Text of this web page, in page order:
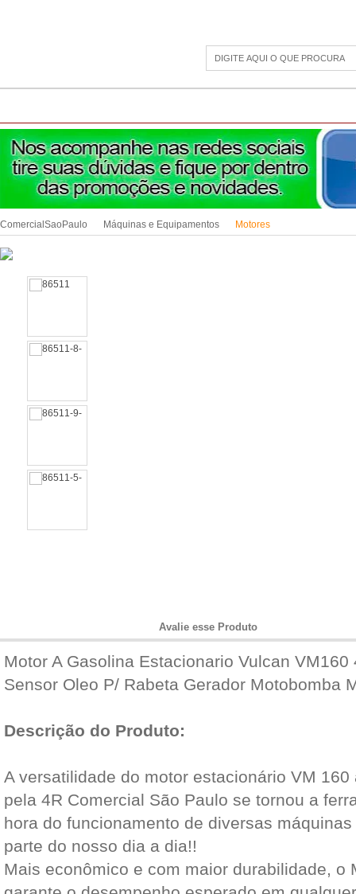
ComercialSaoPaulo Máquinas e Equipamentos Motores
Avalie esse Produto
Motor A Gasolina Estacionario Vulcan VM160
Sensor Oleo P/ Rabeta Gerador Motobomba
Descrição do Produto:
A versatilidade do motor estacionário VM
pela 4R Comercial São Paulo se tornou a
hora do funcionamento de diversas
parte do nosso dia a dia!!
Mais econômico e com maior durabilidade, o